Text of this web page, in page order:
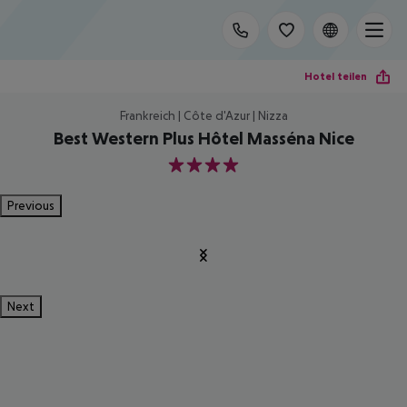
Hotel teilen
Frankreich | Côte d'Azur | Nizza
Best Western Plus Hôtel Masséna Nice
4
Previous
Next